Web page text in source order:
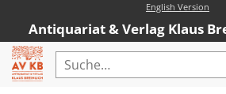
English Version
Antiquariat & Verlag Klaus